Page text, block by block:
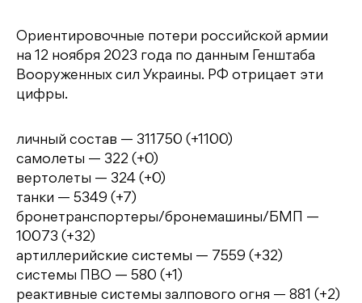
Ориентировочные потери российской армии
на 12 ноября 2023 года по данным Генштаба
Вооруженных сил Украины. РФ отрицает эти
цифры.
личный состав — 311750 (+1100)
самолеты — 322 (+0)
вертолеты — 324 (+0)
танки — 5349 (+7)
бронетранспортеры/бронемашины/БМП —
10073 (+32)
артиллерийские системы — 7559 (+32)
системы ПВО — 580 (+1)
реактивные системы залпового огня — 881 (+2)